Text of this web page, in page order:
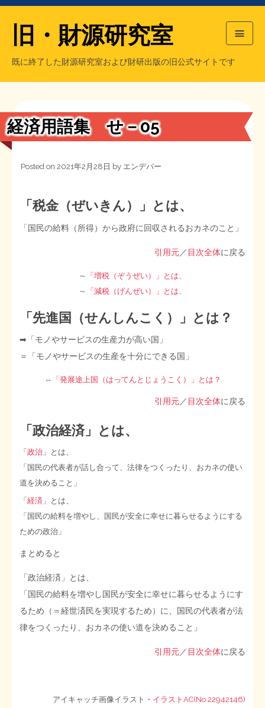
【国の、本当の】財源チラシ／旧・財源研究室
シン財源はあなたです／合同誌／旧・サブカル分室
日本経済を解説するヤンキー／MIHANAマンガ／旧・財研出版
もっと知りたい方へ
マネクリ戦士 RED & BLACK
STOPインボイス作品集
たかの経世済民イラスト集
用語集
旧・財源研究室
既に終了した財源研究室および財研出版の旧公式サイトです
旧・財源研究室について
チラシ発行部数
会計報告
旧・財研出版について
会計報告
経済用語集 せ－05
Posted on 2021年2月28日 by エンデバー
「税金（ぜいきん）」とは、
「国民の給料（所得）から政府に回収されるおカネのこと」
引用元／ 目次全体に戻る
～
「増税（ぞうぜい）」とは、
～
「減税（げんぜい）」とは、
「先進国（せんしんこく）」とは？
➡︎「モノやサービスの生産力が高い国」
＝「モノやサービスの生産を十分にできる国」
⇔ 「発展途上国（はってんとじょうこく）」とは？
引用元／ 目次全体に戻る
「政治経済」とは、
「政治 」とは、
「国民の代表者が話し合って、法律をつくったり、おカネの使い
道を決めること」
「経済 」とは、
「国民の給料を増やし、国民が安全に幸せに暮らせるようにする
ための政治」
まとめると
「政治経済」とは、
「国民の給料を増やし国民が安全に幸せに暮らせるようにす
るため（＝経世済民を実現するため）に、国民の代表者が法
律をつくったり、おカネの使い道を決めること」
引用元／ 目次全体に戻る
アイキャッチ画像イラスト・ イラストAC(No.22942146)